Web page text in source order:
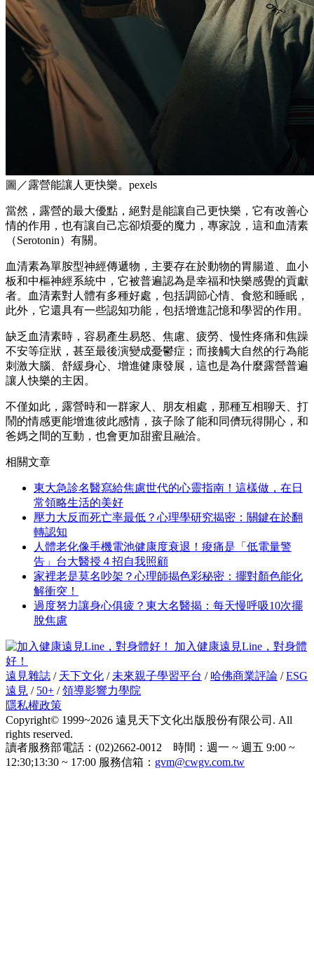
圖／露營能讓人更快樂。pexels
當然，露營的最大優點，絕對是能讓自己更快樂，它有改善心
情的作用，也有讓自己忘卻煩憂的魔力，專家說，這和血清素
（Serotonin）有關。
血清素為單胺型神經傳遞物，主要存在於動物的胃腸道、血小
板和中樞神經系統中，它被普遍認為是幸福和快樂感覺的貢獻
者。血清素對人體有多種好處，包括調節心情、食慾和睡眠，
此外，它還具有一些認知功能，包括增進記憶和學習的作用。
缺乏血清素時，容易產生易怒、焦慮、疲勞、慢性疼痛和焦躁
不安等症狀，甚至最後演變成憂鬱症；而接觸大自然的行為能
刺激大腦、舒緩身心、增進健康發展，這也是為什麼露營普遍
讓人快樂的主因。
不僅如此，露營時和一群家人、朋友相處，那種互相聊天、打
鬧的情感更能增進彼此感情，孩子除了能和同儕玩得開心，和
爸媽之間的互動，也會更加甜蜜且融洽。
相關文章
東大急診名醫寫給焦慮世代的心靈指南！這樣做，在日
常領略生活的美好
壓力大反而死亡率最低？心理學研究揭密：關鍵在於翻
轉認知
人體老化像手機電池健康度衰退！痠痛是「低電量警
告」台大醫授４招自我照顧
家裡老是莫名吵架？心理師揭色彩秘密：擺對顏色能化
解衝突！
過度努力讓身心俱疲？東大名醫揭：每天慢呼吸10次擺
脫焦慮
加入健康遠見Line，對身體
好！
遠見雜誌 / 天下文化 /未來親子學習平台 / 哈佛商業評論 /ESG
遠見 / 50+ /領導影響力學院
隱私權政策
Copyright© 1999~2026 遠見天下文化出版股份有限公司. All
rights reserved.
讀者服務部電話：(02)2662-0012 時間：週一 ~ 週五 9:00 ~
12:30;13:30 ~ 17:00 服務信箱： gvm@cwgv.com.tw